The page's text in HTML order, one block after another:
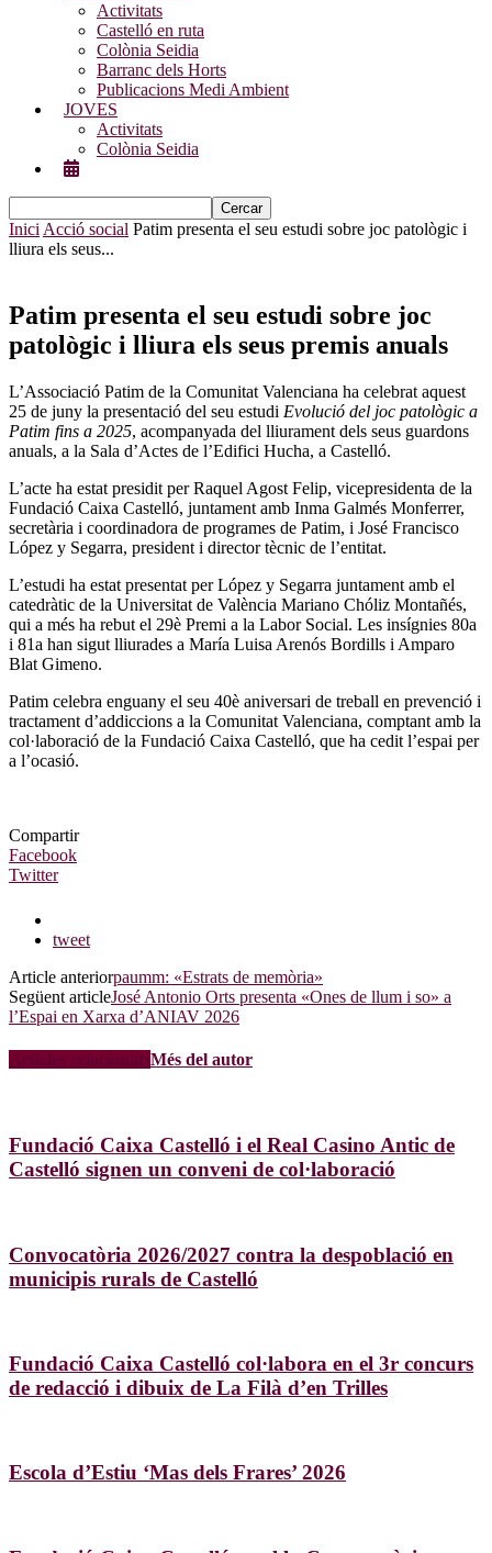
Activitats
Castelló en ruta
Colònia Seidia
Barranc dels Horts
Publicacions Medi Ambient
JOVES
Activitats
Colònia Seidia
Inici Acció social Patim presenta el seu estudi sobre joc patològic i
lliura els seus...
Patim presenta el seu estudi sobre joc
patològic i lliura els seus premis anuals
L’Associació Patim de la Comunitat Valenciana ha celebrat aquest
25 de juny la presentació del seu estudi Evolució del joc patològic a
Patim fins a 2025, acompanyada del lliurament dels seus guardons
anuals, a la Sala d’Actes de l’Edifici Hucha, a Castelló.
L’acte ha estat presidit per Raquel Agost Felip, vicepresidenta de la
Fundació Caixa Castelló, juntament amb Inma Galmés Monferrer,
secretària i coordinadora de programes de Patim, i José Francisco
López y Segarra, president i director tècnic de l’entitat.
L’estudi ha estat presentat per López y Segarra juntament amb el
catedràtic de la Universitat de València Mariano Chóliz Montañés,
qui a més ha rebut el 29è Premi a la Labor Social. Les insígnies 80a
i 81a han sigut lliurades a María Luisa Arenós Bordills i Amparo
Blat Gimeno.
Patim celebra enguany el seu 40è aniversari de treball en prevenció i
tractament d’addiccions a la Comunitat Valenciana, comptant amb la
col·laboració de la Fundació Caixa Castelló, que ha cedit l’espai per
a l’ocasió.
Compartir
Facebook
Twitter
tweet
Article anteriorpaumm: «Estrats de memòria»
Següent articleJosé Antonio Orts presenta «Ones de llum i so» a
l’Espai en Xarxa d’ANIAV 2026
Més del autor
Fundació Caixa Castelló i el Real Casino Antic de
Castelló signen un conveni de col·laboració
Convocatòria 2026/2027 contra la despoblació en
municipis rurals de Castelló
Fundació Caixa Castelló col·labora en el 3r concurs
de redacció i dibuix de La Filà d’en Trilles
Escola d’Estiu ‘Mas dels Frares’ 2026